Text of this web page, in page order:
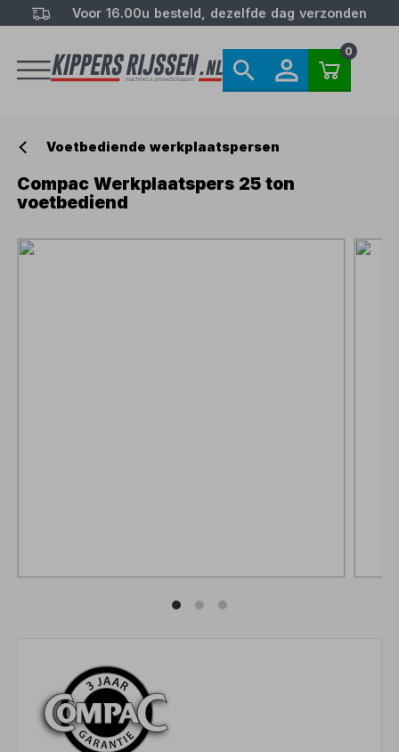
Voor 16.00u besteld, dezelfde dag verzonden
0
Voetbediende werkplaatspersen
Compac Werkplaatspers 25 ton
voetbediend